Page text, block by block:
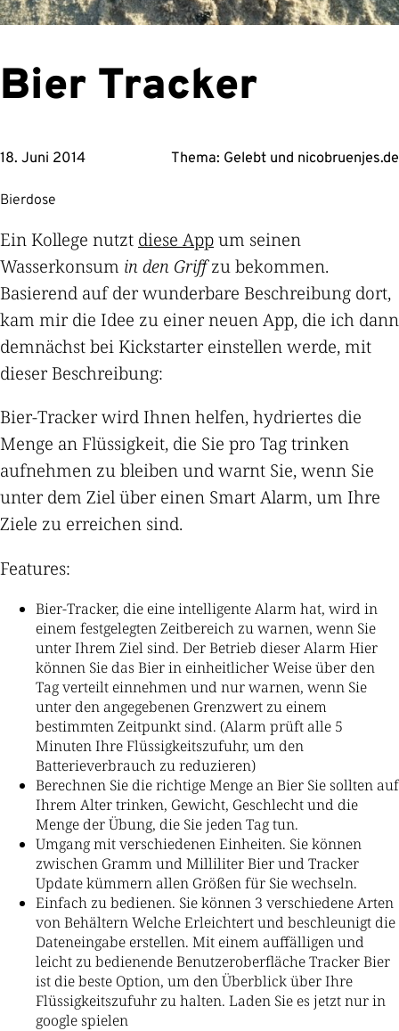
Bier Tracker
18. Juni 2014 Thema: Gelebt und nicobruenjes.de
Bierdose
Ein Kollege nutzt diese Appum seinen
Wasserkonsum in den Griffzu bekommen.
Basierend auf der wunderbare Beschreibung dort,
kam mir die Idee zu einer neuen App, die ich dann
demnächst bei Kickstarter einstellen werde, mit
dieser Beschreibung:
Bier-Tracker wird Ihnen helfen, hydriertes die
Menge an Flüssigkeit, die Sie pro Tag trinken
aufnehmen zu bleiben und warnt Sie, wenn Sie
unter dem Ziel über einen Smart Alarm, um Ihre
Ziele zu erreichen sind.
Features:
Bier-Tracker, die eine intelligente Alarm hat, wird in
einem festgelegten Zeitbereich zu warnen, wenn Sie
unter Ihrem Ziel sind. Der Betrieb dieser Alarm Hier
können Sie das Bier in einheitlicher Weise über den
Tag verteilt einnehmen und nur warnen, wenn Sie
unter den angegebenen Grenzwert zu einem
bestimmten Zeitpunkt sind. (Alarm prüft alle 5
Minuten Ihre Flüssigkeitszufuhr, um den
Batterieverbrauch zu reduzieren)
Berechnen Sie die richtige Menge an Bier Sie sollten auf
Ihrem Alter trinken, Gewicht, Geschlecht und die
Menge der Übung, die Sie jeden Tag tun.
Umgang mit verschiedenen Einheiten. Sie können
zwischen Gramm und Milliliter Bier und Tracker
Update kümmern allen Größen für Sie wechseln.
Einfach zu bedienen. Sie können 3 verschiedene Arten
von Behältern Welche Erleichtert und beschleunigt die
Dateneingabe erstellen. Mit einem auffälligen und
leicht zu bedienende Benutzeroberfläche Tracker Bier
ist die beste Option, um den Überblick über Ihre
Flüssigkeitszufuhr zu halten. Laden Sie es jetzt nur in
google spielen